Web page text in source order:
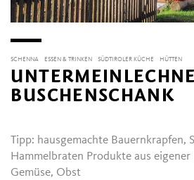
SCHENNA ESSEN & TRINKEN SÜDTIROLER KÜCHE HÜTTEN
BUSCHENSCHANK
Tipp: hausgemachte Bauernkrapfen,
Hammelbraten Produkte aus eigener
Gemüse, Obst